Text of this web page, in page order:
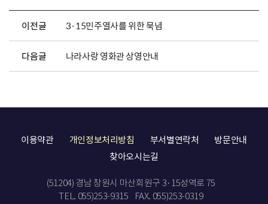
이전글 3·15민주열사를 위한 묵념
다음글 나라사랑 영화관 상영안내
이용약관 개인정보처리방침 부서별연락처
방문안내
찾아오시는길
(51204) 경남 창원시 마산회원구 3·15성역로 75
TEL. 055)253-9315
FAX. 055)253-0319